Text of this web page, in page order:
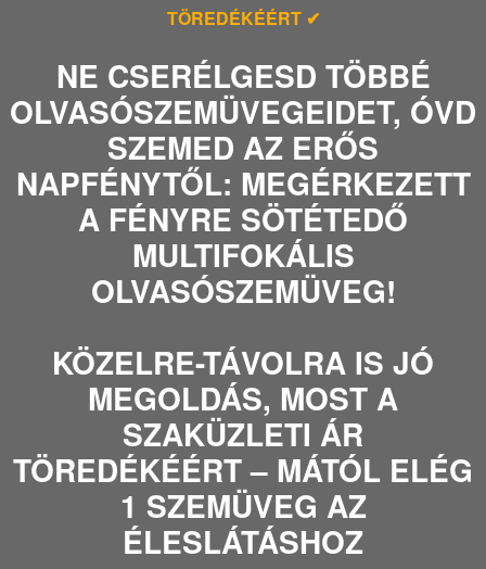
TÖREDÉKÉÉRT ✔
NE CSERÉLGESD TÖBBÉ
OLVASÓSZEMÜVEGEIDET, ÓVD
SZEMED AZ ERŐS
NAPFÉNYTŐL: MEGÉRKEZETT
A FÉNYRE SÖTÉTEDŐ
MULTIFOKÁLIS
OLVASÓSZEMÜVEG!
KÖZELRE-TÁVOLRA IS JÓ
MEGOLDÁS, MOST A
SZAKÜZLETI ÁR
TÖREDÉKÉÉRT – MÁTÓL ELÉG
1 SZEMÜVEG AZ
ÉLESLÁTÁSHOZ